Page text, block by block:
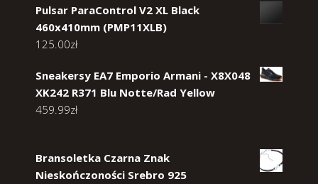
Pulsar ParaControl V2 XL Black
460x410mm (PMP11XLB)
125.00zł
Sneakersy EA7 Emporio Armani - X8X048
XK242 R371 Blu Notte/Rad Yellow
459.99zł
Bransoletka Czarna Znak
Nieskończoności Srebro 925